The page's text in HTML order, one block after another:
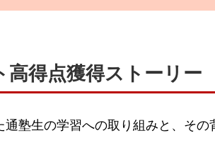
高得点獲得ストーリー
塾生の学習への取り組みと、その